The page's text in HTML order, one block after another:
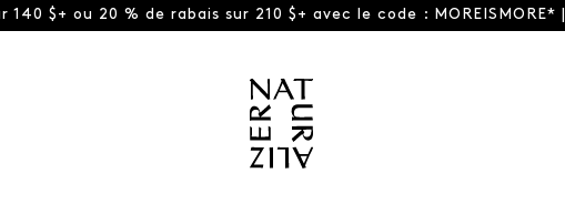
140 $+ ou 20 % de rabais sur 210 $+ avec le code : MOREISMORE* |